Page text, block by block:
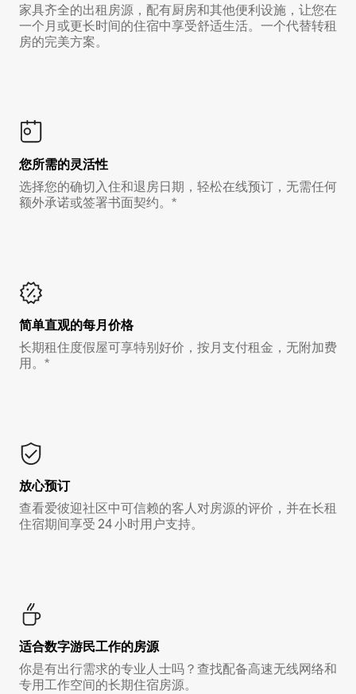
家具齐全的出租房源，配有厨房和其他便利设施，让您在
一个月或更长时间的住宿中享受舒适生活。一个代替转租
房的完美方案。
您所需的灵活性
选择您的确切入住和退房日期，轻松在线预订，无需任何
额外承诺或签署书面契约。*
简单直观的每月价格
长期租住度假屋可享特别好价，按月支付租金，无附加费
用。*
放心预订
查看爱彼迎社区中可信赖的客人对房源的评价，并在长租
住宿期间享受 24 小时用户支持。
适合数字游民工作的房源
你是有出行需求的专业人士吗？查找配备高速无线网络和
专用工作空间的长期住宿房源。